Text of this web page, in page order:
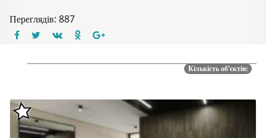
Переглядів: 887
Кількість об'єктів: